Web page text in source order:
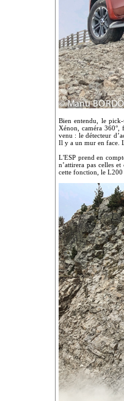
Bien entendu, le
Xénon, caméra 360°,
venu : le détecteur
Il y a un mur en face.
L'ESP prend en
n’attirera pas celles
cette fonction, le L200